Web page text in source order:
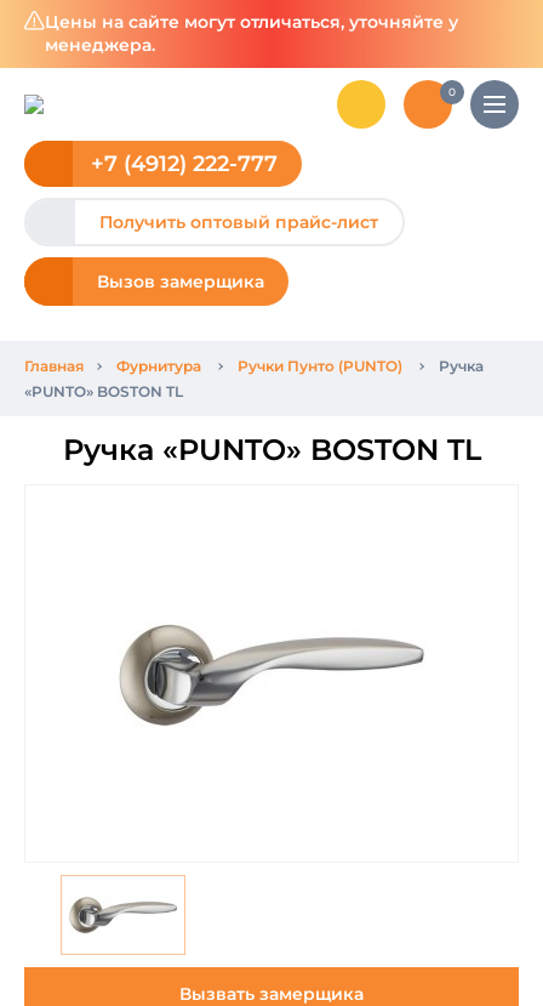
Цены на сайте могут отличаться, уточняйте у
менеджера.
0
+7 (4912) 222-777
Получить оптовый прайс-лист
Вызов замерщика
Главная Фурнитура Ручки Пунто (PUNTO)
Ручка
«PUNTO» BOSTON TL
Ручка «PUNTO» BOSTON TL
Вызвать замерщика